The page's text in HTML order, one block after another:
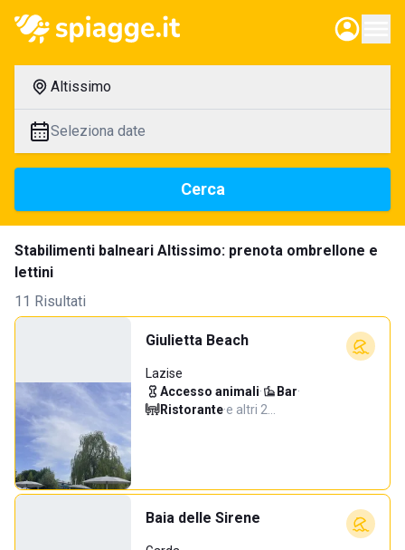
Altissimo
Seleziona date
Cerca
Stabilimenti balneari Altissimo: prenota ombrellone e
lettini
11 Risultati
Giulietta Beach
Lazise
Accesso animali· Bar·
Ristorante·e altri 2…
Baia delle Sirene